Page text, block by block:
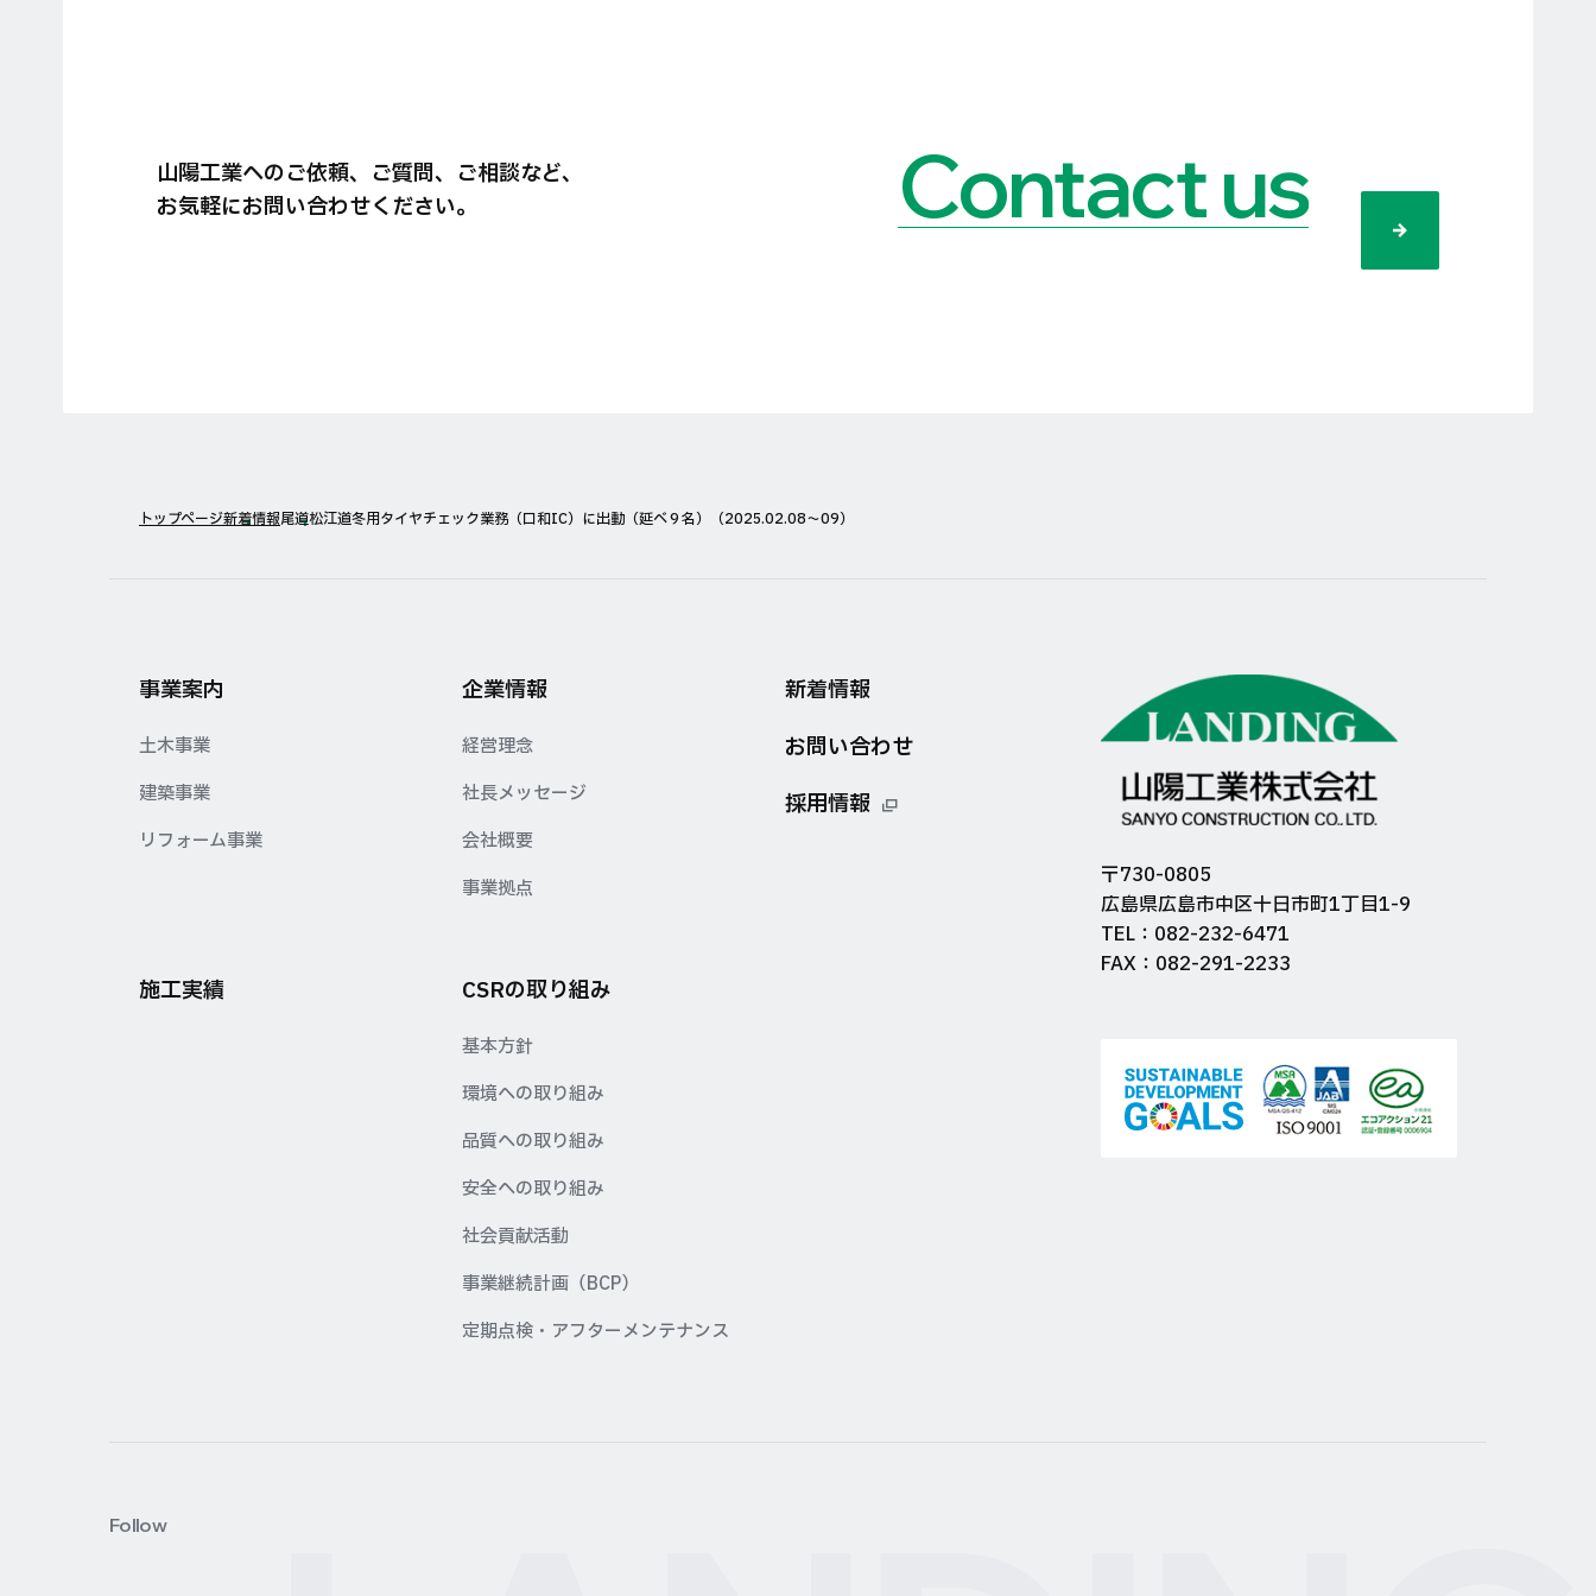
山陽工業へのご依頼、ご質問、ご相談など、
お気軽にお問い合わせください。
Contact us
トップページ新着情報尾道松江道冬用タイヤチェック業務（口和IC）に出動（延べ９名）（2025.02.08〜09）
事業案内
土木事業
建築事業
リフォーム事業
企業情報
経営理念
社長メッセージ
会社概要
事業拠点
施工実績 CSRの取り組み
基本方針
環境への取り組み
品質への取り組み
安全への取り組み
社会貢献活動
事業継続計画（BCP）
定期点検・アフターメンテナンス
新着情報
お問い合わせ
採用情報
〒730-0805
広島県広島市中区十日市町1丁目1-9
TEL：082-232-6471
FAX：082-291-2233
Follow